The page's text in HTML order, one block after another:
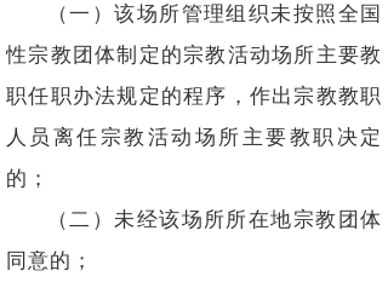
（一）该场所管理组织未按照全国
性宗教团体制定的宗教活动场所主要教
职任职办法规定的程序，作出宗教教职
人员离任宗教活动场所主要教职决定
的；
（二）未经该场所所在地宗教团体
同意的；